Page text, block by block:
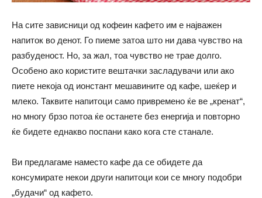
На сите зависници од кофеин кафето им е најважен
напиток во денот. Го пиеме затоа што ни дава чувство на
разбуденост. Но, за жал, тоа чувство не трае долго.
Особено ако користите вештачки засладувачи или ако
пиете некоја од ионстант мешавините од кафе, шеќер и
млеко. Таквите напитоци само привремено ќе ве „кренат“,
но многу брзо потоа ќе останете без енергија и повторно
ќе бидете еднакво поспани како кога сте станале.
Ви предлагаме наместо кафе да се обидете да
консумирате некои други напитоци кои се многу подобри
„будачи“ од кафето.